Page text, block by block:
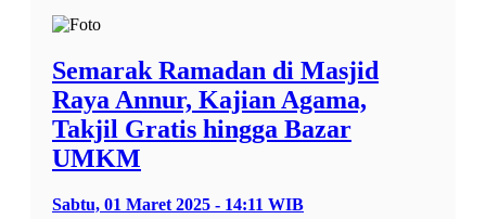
Semarak Ramadan di Masjid
Raya Annur, Kajian Agama,
Takjil Gratis hingga Bazar
UMKM
Sabtu, 01 Maret 2025 - 14:11 WIB